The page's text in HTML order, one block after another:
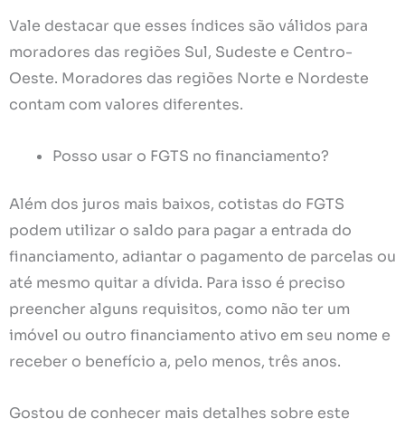
Vale destacar que esses índices são válidos para
moradores das regiões Sul, Sudeste e Centro-
Oeste. Moradores das regiões Norte e Nordeste
contam com valores diferentes.
Posso usar o FGTS no financiamento?
Além dos juros mais baixos, cotistas do FGTS
podem utilizar o saldo para pagar a entrada do
financiamento, adiantar o pagamento de parcelas ou
até mesmo quitar a dívida. Para isso é preciso
preencher alguns requisitos, como não ter um
imóvel ou outro financiamento ativo em seu nome e
receber o benefício a, pelo menos, três anos.
Gostou de conhecer mais detalhes sobre este